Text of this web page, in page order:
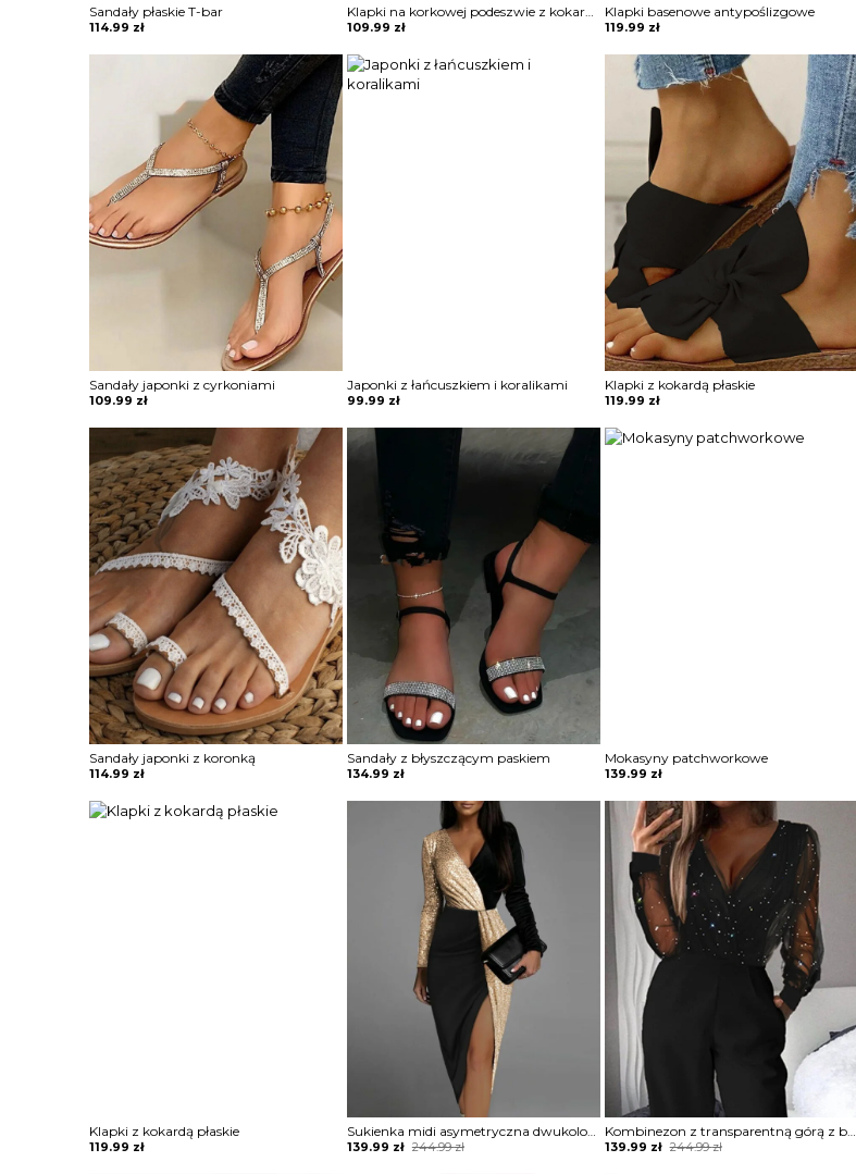
Sandały płaskie T-bar
114.99 zł
Klapki na korkowej podeszwie z kokardą
109.99 zł
Klapki basenowe antypoślizgowe
119.99 zł
Sandały japonki z cyrkoniami
109.99 zł
Japonki z łańcuszkiem i koralikami
99.99 zł
Klapki z kokardą płaskie
119.99 zł
Sandały japonki z koronką
114.99 zł
Sandały z błyszczącym paskiem
134.99 zł
Mokasyny patchworkowe
139.99 zł
Klapki z kokardą płaskie
119.99 zł
Sukienka midi asymetryczna dwukolorowa
244.99zł
Original
139.99 zł
Current
Kombinezon z transparentną górą z brokatem
244.99zł
Original
139.99 zł
Current